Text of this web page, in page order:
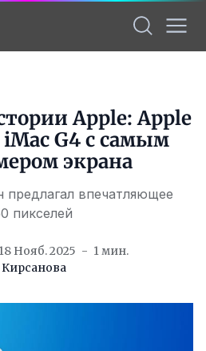
Apple: Apple
iMac G4 с самым
экрана
впечатляющее
пикселей
Нояб. 2025
1 мин.